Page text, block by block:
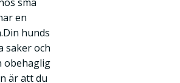
en
hunds
saker och
obehaglig
är att du